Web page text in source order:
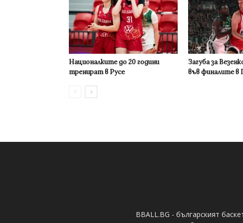
Националките до 20 години
тренират в Русе
Загуба за
във финалите в
BBALL.BG - българският